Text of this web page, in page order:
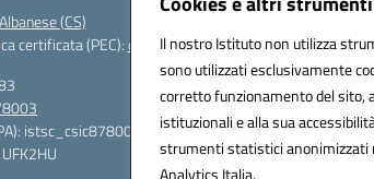
Il nostro Istituto non utilizza
sono utilizzati esclusivamente
corretto funzionamento del sito,
istituzionali e alla sua
strumenti statistici anonimizzati
Analytics Italia.
(CS)
certificata (PEC):csic878003@pec.istruzione.it
istsc_csic878003